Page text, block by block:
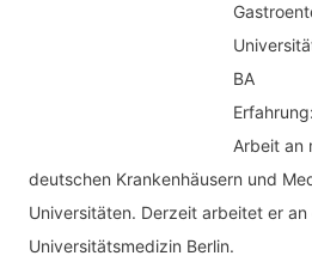
BA
Arbeit an
deutschen Krankenhäusern und
Universitäten. Derzeit arbeitet er an
Universitätsmedizin Berlin.